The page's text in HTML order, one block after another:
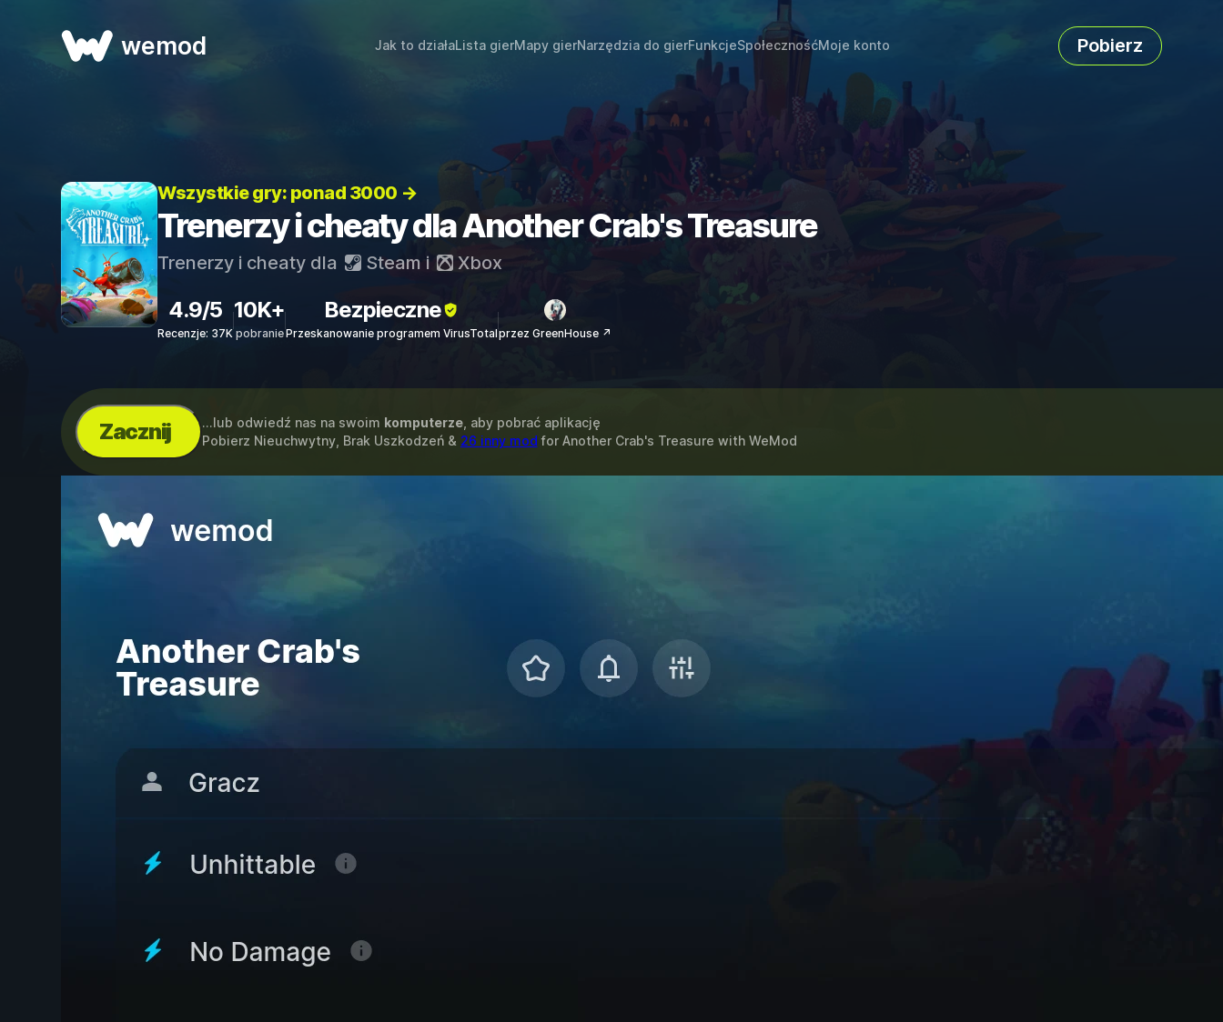
wemod Jak to działaLista gierMapy gierNarzędzia do gierFunkcjeSpołecznośćMoje konto Pobierz
Wszystkie gry: ponad 3000 →
Trenerzy i cheaty dla Another Crab's Treasure
Trenerzy i cheaty dla Steam i Xbox
4.9/5
Recenzje: 37K
10K+
pobranie
Bezpieczne
Przeskanowanie programem VirusTotalprzez GreenHouse ↗
Zacznij ...lub odwiedź nas na swoim komputerze, aby pobrać aplikację
Pobierz Nieuchwytny, Brak Uszkodzeń & 26 inny mod for Another Crab's Treasure with WeMod